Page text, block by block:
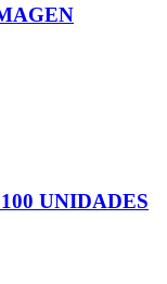
UNIDADES